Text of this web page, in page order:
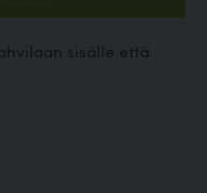
sisälle että